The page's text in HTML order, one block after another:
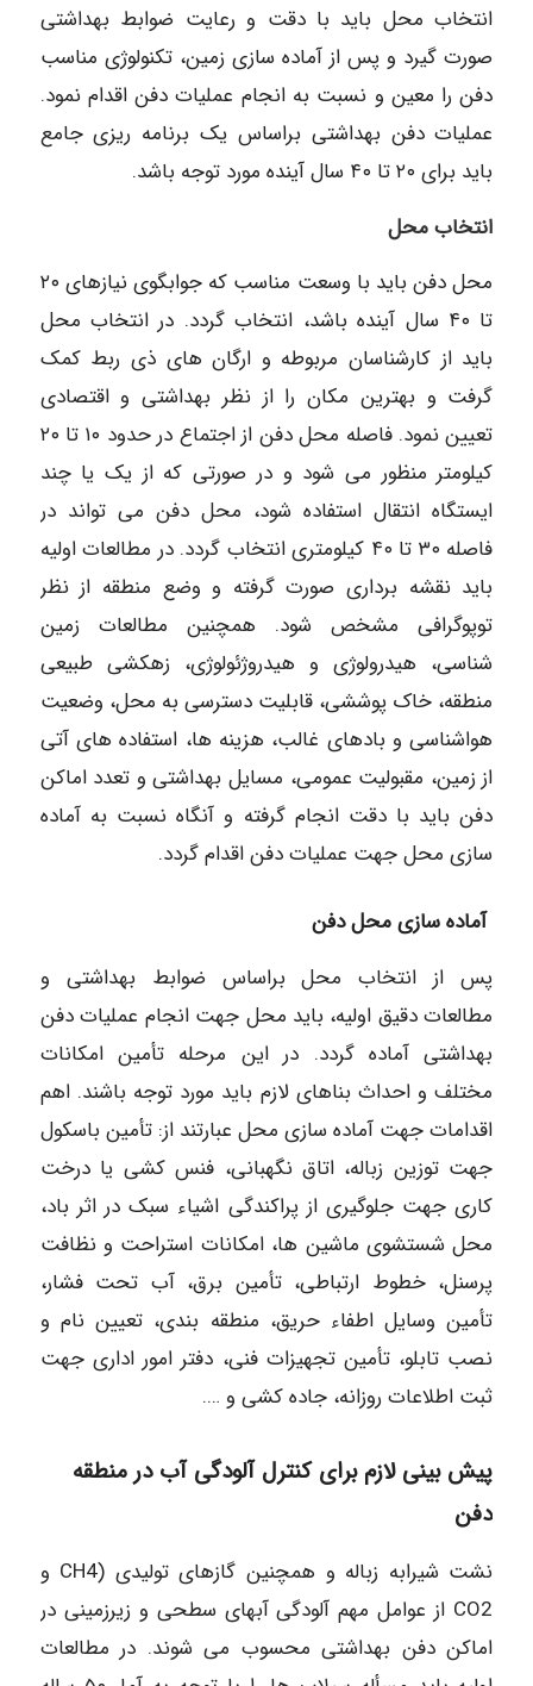
انتخاب محل باید با دقت و رعایت ضوابط بهداشتی
صورت گیرد و پس از آماده سازی زمین، تکنولوژی مناسب
دفن را معین و نسبت به انجام عملیات دفن اقدام نمود.
عملیات دفن بهداشتی براساس یک برنامه ریزی جامع
باید برای ۲۰ تا ۴۰ سال آینده مورد توجه باشد.
انتخاب محل
محل دفن باید با وسعت مناسب که جوابگوی نیازهای ۲۰
تا ۴۰ سال آینده باشد، انتخاب گردد. در انتخاب محل
باید از کارشناسان مربوطه و ارگان های ذی ربط کمک
گرفت و بهترین مکان را از نظر بهداشتی و اقتصادی
تعیین نمود. فاصله محل دفن از اجتماع در حدود ۱۰ تا ۲۰
کیلومتر منظور می شود و در صورتی که از یک یا چند
ایستگاه انتقال استفاده شود، محل دفن می تواند در
فاصله ۳۰ تا ۴۰ کیلومتری انتخاب گردد. در مطالعات اولیه
باید نقشه برداری صورت گرفته و وضع منطقه از نظر
توپوگرافی مشخص شود. همچنین مطالعات زمین
شناسی، هیدرولوژی و هیدروژئولوژی، زهکشی طبیعی
منطقه، خاک پوششی، قابلیت دسترسی به محل، وضعیت
هواشناسی و بادهای غالب، هزینه ها، استفاده های آتی
از زمین، مقبولیت عمومی، مسایل بهداشتی و تعدد اماکن
دفن باید با دقت انجام گرفته و آنگاه نسبت به آماده
سازی محل جهت عملیات دفن اقدام گردد.
آماده سازی محل دفن
پس از انتخاب محل براساس ضوابط بهداشتی و
مطالعات دقیق اولیه، باید محل جهت انجام عملیات دفن
بهداشتی آماده گردد. در این مرحله تأمین امکانات
مختلف و احداث بناهای لازم باید مورد توجه باشند. اهم
اقدامات جهت آماده سازی محل عبارتند از: تأمین باسکول
جهت توزین زباله، اتاق نگهبانی، فنس کشی یا درخت
کاری جهت جلوگیری از پراکندگی اشیاء سبک در اثر باد،
محل شستشوی ماشین ها، امکانات استراحت و نظافت
پرسنل، خطوط ارتباطی، تأمین برق، آب تحت فشار،
تأمین وسایل اطفاء حریق، منطقه بندی، تعیین نام و
نصب تابلو، تأمین تجهیزات فنی، دفتر امور اداری جهت
ثبت اطلاعات روزانه، جاده کشی و ….
پیش بینی لازم برای کنترل آلودگی آب در منطقه
دفن
نشت شیرابه زباله و همچنین گازهای تولیدی (CH4 و
CO2 از عوامل مهم آلودگی آبهای سطحی و زیرزمینی در
اماکن دفن بهداشتی محسوب می شوند. در مطالعات